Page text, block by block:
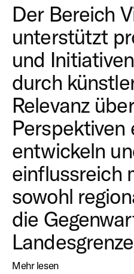
Der Bereich
unterstützt
und
durch
Relevanz
entwickeln
einflussreich
sowohl
die
Mehr lesen